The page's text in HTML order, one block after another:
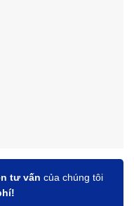
tư vấn của chúng tôi